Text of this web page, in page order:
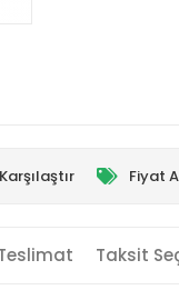
Karşılaştır Fiyat
Taksit